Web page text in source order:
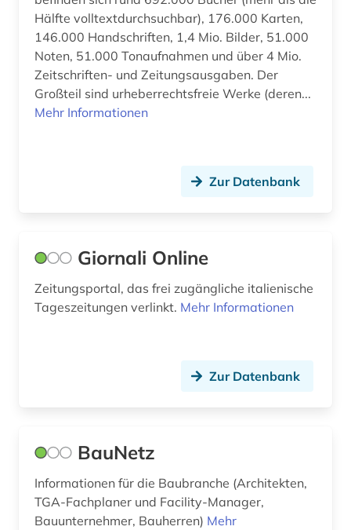
bilanzierung (1)
bilanzrecht (4)
bilanzsteuerrecht (1)
bild (2)
bildgebendes verfahren (1)
bildmaterial (1)
bildungssysteme (1)
bildungswesen (1)
Hälfte volltextdurchsuchbar), 176.000 Karten,
146.000 Handschriften, 1,4 Mio. Bilder, 51.000
Noten, 51.000 Tonaufnahmen und über 4 Mio.
Zeitschriften- und Zeitungsausgaben. Der
Großteil sind urheberrechtsfreie Werke (deren...
Mehr Informationen
Zur Datenbank
Giornali Online
Zeitungsportal, das frei zugängliche italienische
Tageszeitungen verlinkt. Mehr Informationen
Zur Datenbank
BauNetz
Informationen für die Baubranche (Architekten,
TGA-Fachplaner und Facility-Manager,
Bauunternehmer, Bauherren) Mehr